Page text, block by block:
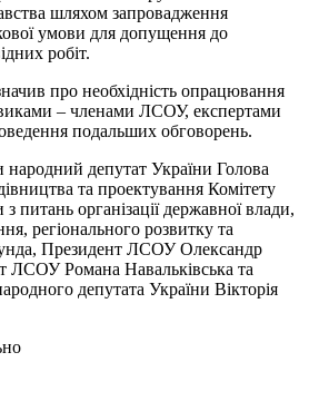
шляхом запровадження
умови для допущення до
робіт.
про необхідність опрацювання
– членами ЛСОУ, експертами
подальших обговорень.
народний депутат України Голова
та проектування Комітету
питань організації державної влади,
регіонального розвитку та
Президент ЛСОУ Олександр
ЛСОУ Романа Навальківська та
депутата України Вікторія